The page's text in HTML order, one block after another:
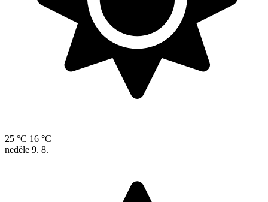
25 °C 16 °C
neděle 9. 8.